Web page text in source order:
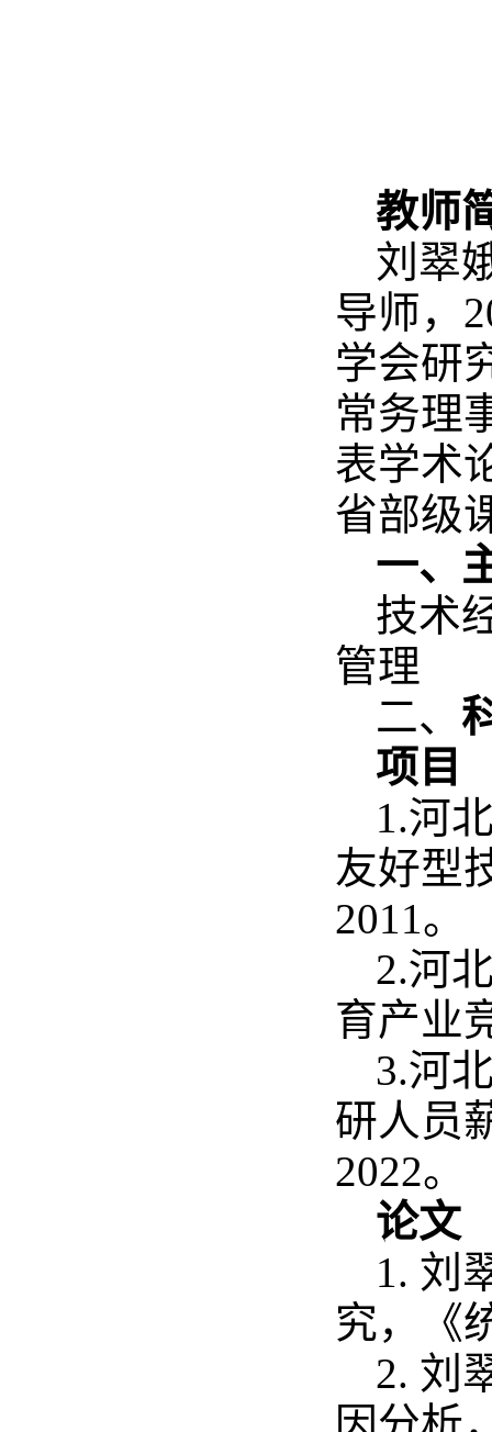
教师
刘翠
导师，
学会研
常务理
表学术
省部级
一、
技术
管理
二、
项目
1.河
友好型
2011。
2.河
育产业
3.河
研人员
2022。
论文
1. 刘
究，《
2. 刘